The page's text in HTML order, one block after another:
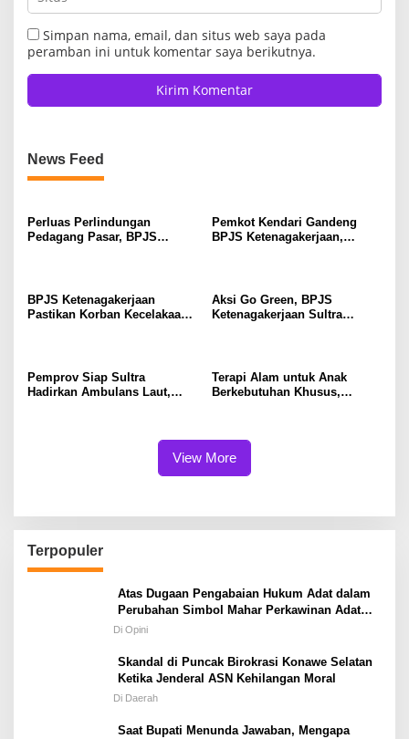
Simpan nama, email, dan situs web saya pada
peramban ini untuk komentar saya berikutnya.
News Feed
Perluas Perlindungan
Pedagang Pasar, BPJS
Pemkot Kendari Gandeng
BPJS Ketenagakerjaan,
BPJS Ketenagakerjaan
Pastikan Korban Kecelakaan
Aksi Go Green, BPJS
Ketenagakerjaan Sultra
Pemprov Siap Sultra
Hadirkan Ambulans Laut,
Terapi Alam untuk Anak
Berkebutuhan Khusus,
View More
Terpopuler
Atas Dugaan Pengabaian Hukum Adat dalam
Perubahan Simbol Mahar Perkawinan Adat
Masyarakat Pulau Wawonii
Di Opini
Skandal di Puncak Birokrasi Konawe Selatan
Ketika Jenderal ASN Kehilangan Moral
Di Daerah
Saat Bupati Menunda Jawaban, Mengapa